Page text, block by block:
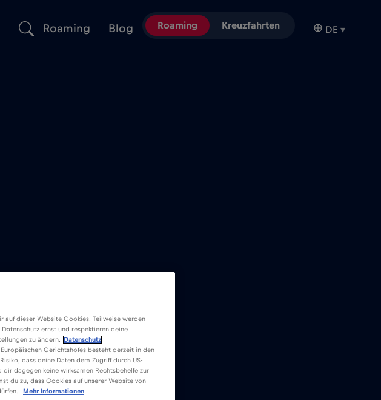
Roaming Blog Roaming Kreuzfahrten DE ▾
auf dieser Website Cookies. Teilweise werden
ernst und respektieren deine
zu ändern.
Datenschutz
Gerichtshofes besteht derzeit in den
dass deine Daten dem Zugriff durch US-
dagegen keine wirksamen Rechtsbehelfe zur
du zu, dass Cookies auf unserer Website von
Mehr Informationen